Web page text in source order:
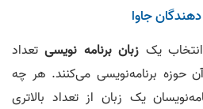
جاوا
یک زبان برنامه نویسیتعداد
حوزه برنامه‌نویسی می‌کنند. هر چه
یک زبان از تعداد بالاتری